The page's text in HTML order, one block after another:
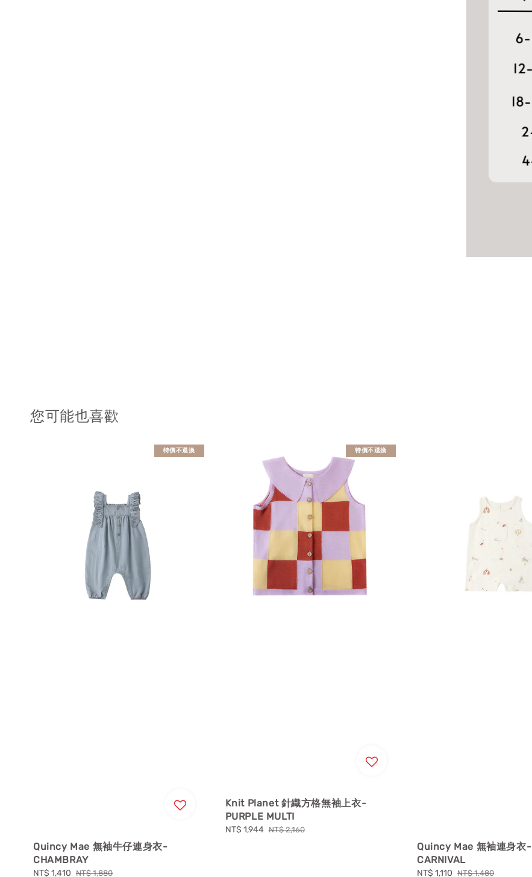
您可能也喜歡
特價不退換
Quincy Mae 無袖牛仔連身衣-
CHAMBRAY
Sale
NT$ 1,410 Regular
NT$ 1,880
特價不退換
Knit Planet 針織方格無袖上衣-
PURPLE MULTI
Sale
NT$ 1,944 Regular
NT$ 2,160
Quincy Mae 無袖連身衣-
CARNIVAL
Sale
NT$ 1,110 Regular
NT$ 1,480